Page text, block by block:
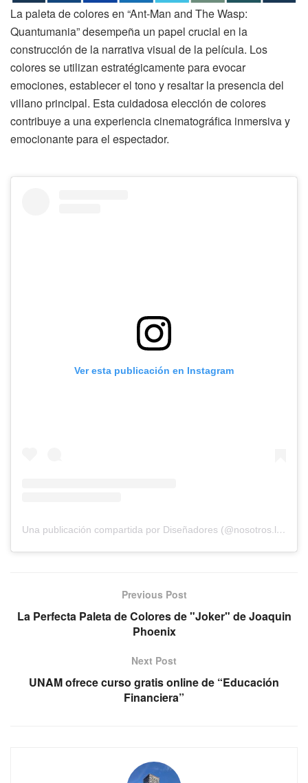
La paleta de colores en “Ant-Man and The Wasp:
Quantumania” desempeña un papel crucial en la
construcción de la narrativa visual de la película. Los
colores se utilizan estratégicamente para evocar
emociones, establecer el tono y resaltar la presencia del
villano principal. Esta cuidadosa elección de colores
contribuye a una experiencia cinematográfica inmersiva y
emocionante para el espectador.
Ver esta publicación en Instagram
Una publicación compartida por Diseñadores (@nosotros.los.disenadores)
Previous Post
La Perfecta Paleta de Colores de "Joker" de Joaquin
Phoenix
Next Post
UNAM ofrece curso gratis online de “Educación
Financiera”